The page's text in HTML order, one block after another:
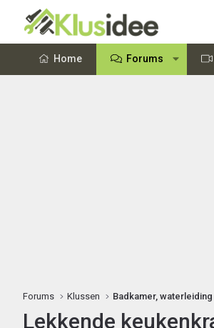
Home Forums
Forums Klussen Badkamer,
Lekkende